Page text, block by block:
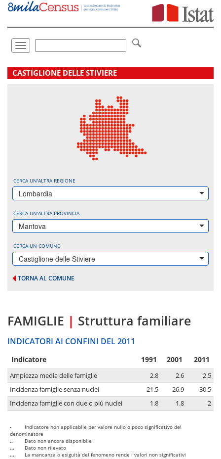
Vai
direttamente
Toggle
navigation
.
CASTIGLIONE DELLE STIVIERE
CERCA UN'ALTRA REGIONE
Lombardia
CERCA UN'ALTRA PROVINCIA
Mantova
CERCA UN COMUNE
Castiglione delle Stiviere
TORNA AL COMUNE
FAMIGLIE | Struttura familiare
INDICATORI AI CONFINI DEL 2011
Indicatore 1991 2001 2011
Ampiezza media delle famiglie 2.8 2.6
2.5
Incidenza famiglie senza nuclei
21.5 26.9
30.5
Incidenza famiglie con due o più nuclei
1.8 1.8 2
-
Indicatore non applicabile per valore nullo o poco significativo del
denominatore
..
Dato non ancora disponibile
...
Dato non rilevato
....
La mancanza o esiguità del fenomeno rende i valori non significativi